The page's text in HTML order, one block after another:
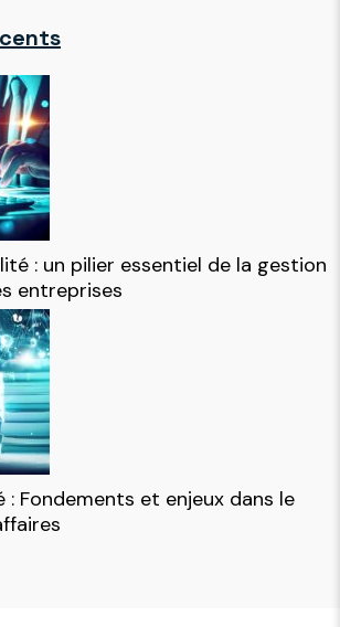
: un pilier essentiel de la gestion
entreprises
Fondements et enjeux dans le